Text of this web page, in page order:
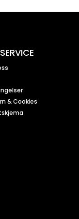
& Cookies